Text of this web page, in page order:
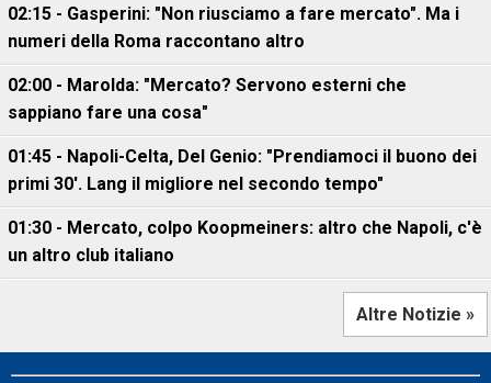
02:15 - Gasperini: "Non riusciamo a fare mercato". Ma i
numeri della Roma raccontano altro
02:00 - Marolda: "Mercato? Servono esterni che
sappiano fare una cosa"
01:45 - Napoli-Celta, Del Genio: "Prendiamoci il buono dei
primi 30'. Lang il migliore nel secondo tempo"
01:30 - Mercato, colpo Koopmeiners: altro che Napoli, c'è
un altro club italiano
Altre Notizie »